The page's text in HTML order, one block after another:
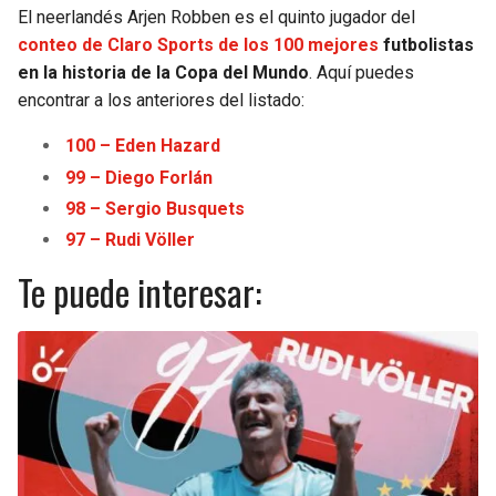
El neerlandés Arjen Robben es el quinto jugador del
conteo de Claro Sports de los 100 mejores futbolistas
en la historia de la Copa del Mundo. Aquí puedes
encontrar a los anteriores del listado:
100 – Eden Hazard
99 – Diego Forlán
98 – Sergio Busquets
97 – Rudi Völler
Te puede interesar: